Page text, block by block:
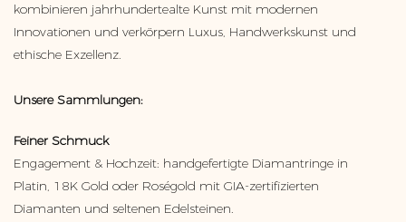
kombinieren jahrhundertealte Kunst mit modernen
Innovationen und verkörpern Luxus, Handwerkskunst und
ethische Exzellenz.
Unsere Sammlungen:
Feiner Schmuck
Engagement & Hochzeit: handgefertigte Diamantringe in
Platin, 18K Gold oder Roségold mit GIA-zertifizierten
Diamanten und seltenen Edelsteinen.